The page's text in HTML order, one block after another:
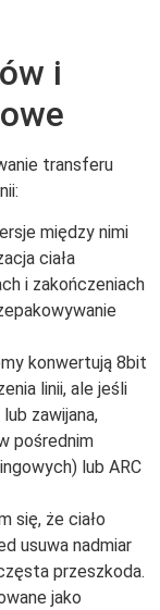
i
transferu
między nimi
ciała
i zakończeniach
konwertują 8bit
linii, ale jeśli
zawijana,
pośrednim
lub ARC
się, że ciało
usuwa nadmiar
przeszkoda.
jako